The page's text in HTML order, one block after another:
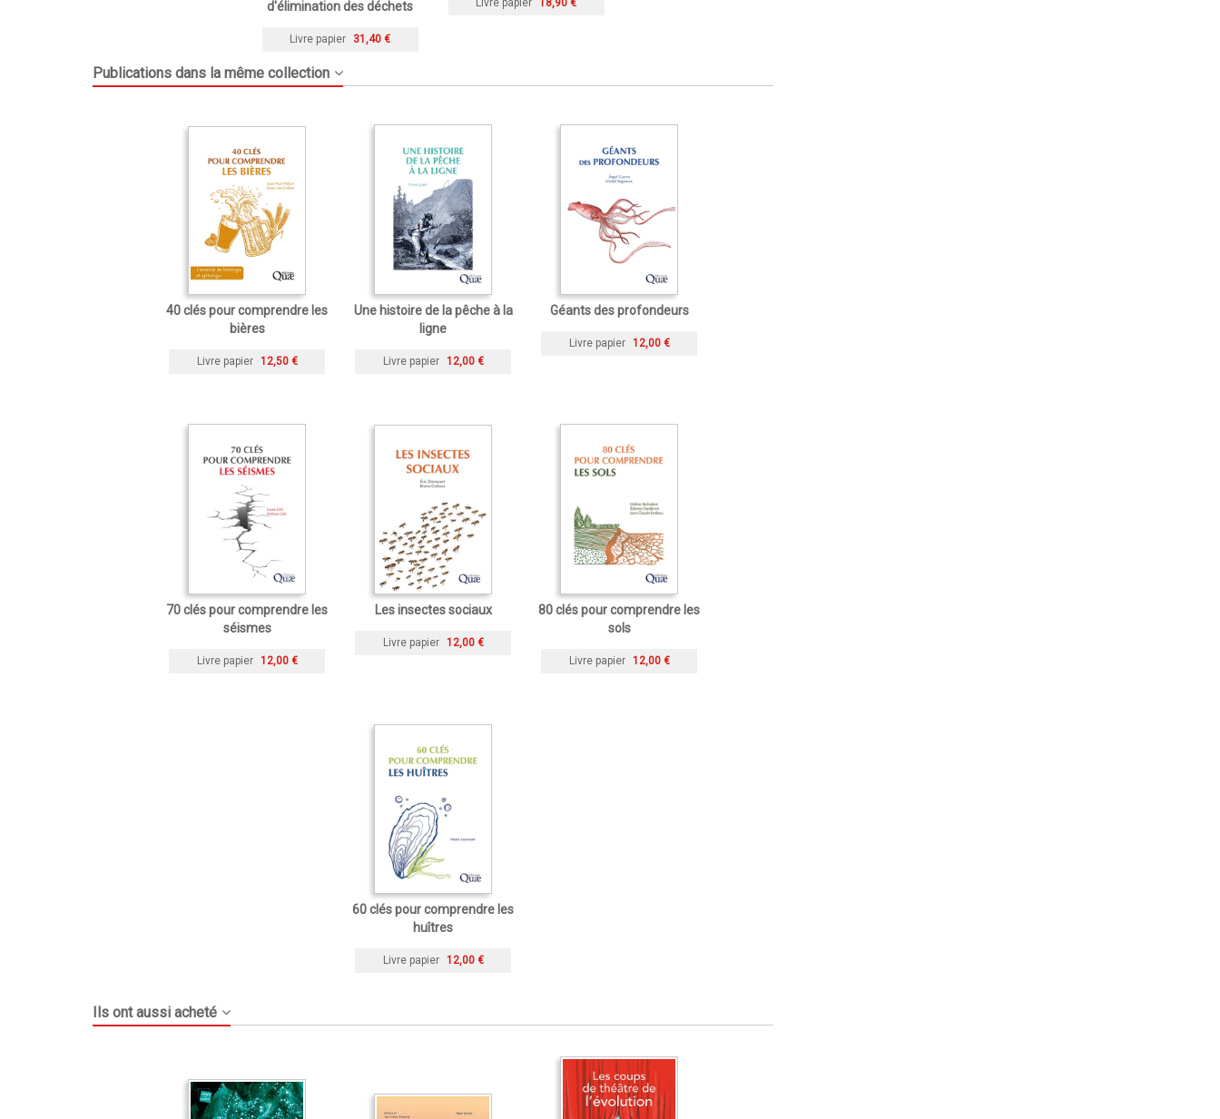
d'élimination des déchets
Livre papier 31,40 €
Livre papier 18,90 €
Publications dans la même collection
40 clés pour comprendre les
bières
Livre papier 12,50 €
Une histoire de la pêche à la
ligne
Livre papier 12,00 €
Géants des profondeurs
Livre papier 12,00 €
70 clés pour comprendre les
séismes
Livre papier 12,00 €
Les insectes sociaux
Livre papier 12,00 €
80 clés pour comprendre les
sols
Livre papier 12,00 €
60 clés pour comprendre les
huîtres
Livre papier 12,00 €
Ils ont aussi acheté